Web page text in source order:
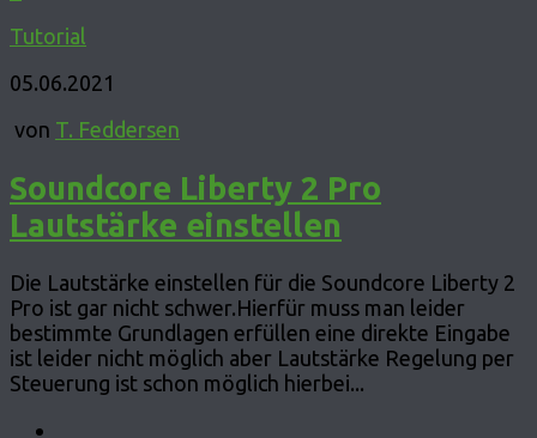
Tutorial
05.06.2021
von T. Feddersen
Soundcore Liberty 2 Pro
Lautstärke einstellen
Die Lautstärke einstellen für die Soundcore Liberty 2
Pro ist gar nicht schwer.Hierfür muss man leider
bestimmte Grundlagen erfüllen eine direkte Eingabe
ist leider nicht möglich aber Lautstärke Regelung per
Steuerung ist schon möglich hierbei...